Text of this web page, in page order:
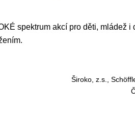
spektrum akcí pro děti, mládež i
Široko, z.s.,